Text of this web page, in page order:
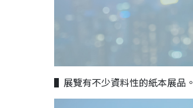
▌展覽有不少資料性的紙本展品。